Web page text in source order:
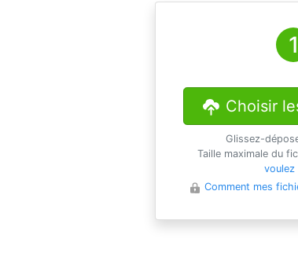
Choisir
Glissez-
Taille maximale du
voulez
Comment mes